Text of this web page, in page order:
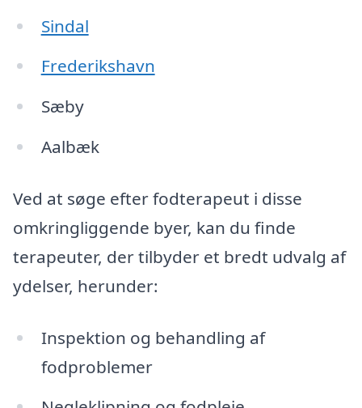
Sindal
Frederikshavn
Sæby
Aalbæk
Ved at søge efter fodterapeut i disse
omkringliggende byer, kan du finde
terapeuter, der tilbyder et bredt udvalg af
ydelser, herunder:
Inspektion og behandling af
fodproblemer